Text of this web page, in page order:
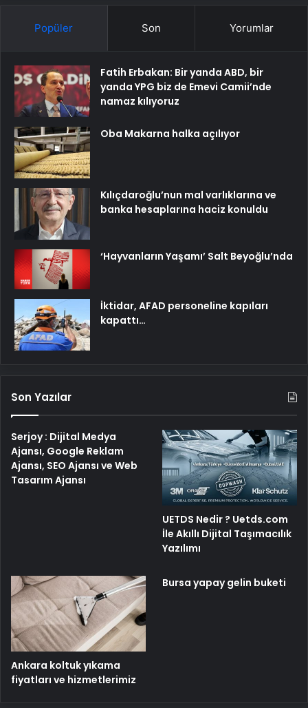
Popüler Son Yorumlar
Fatih Erbakan: Bir yanda ABD, bir
yanda YPG biz de Emevi Camii’nde
namaz kılıyoruz
Oba Makarna halka açılıyor
Kılıçdaroğlu’nun mal varlıklarına ve
banka hesaplarına haciz konuldu
‘Hayvanların Yaşamı’ Salt Beyoğlu’nda
İktidar, AFAD personeline kapıları
kapattı…
Son Yazılar
Serjoy : Dijital Medya
Ajansı, Google Reklam
Ajansı, SEO Ajansı ve Web
Tasarım Ajansı
UETDS Nedir ? Uetds.com
İle Akıllı Dijital Taşımacılık
Yazılımı
Ankara koltuk yıkama
fiyatları ve hizmetlerimiz
Bursa yapay gelin buketi